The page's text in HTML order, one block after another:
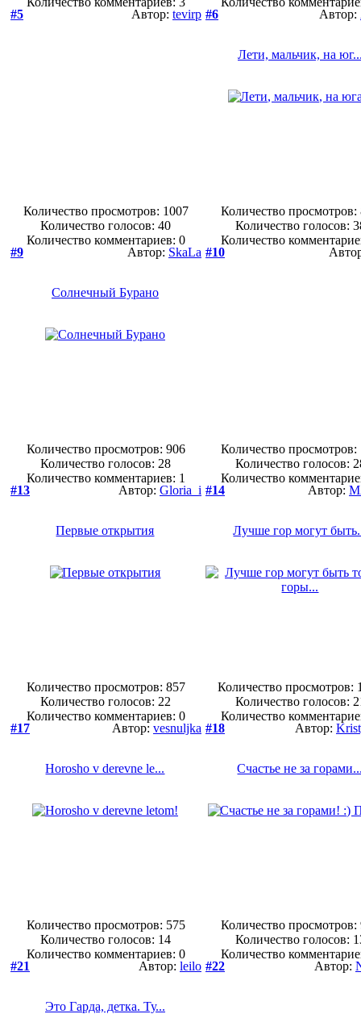
#5
Автор: tevirp
Количество просмотров: 1007
Количество голосов:40
Количество комментариев: 0
#6 Автор:
Лети, мальчик, на
Количество просмотров:
Количество голосов:
Количество
#9
Автор: SkaLa
Солнечный Бурано
Количество просмотров: 906
Количество голосов: 28
Количество комментариев: 1
#10
Количество просмотров:
Количество голосов:
Количество
#13
Автор: Gloria_i
Первые открытия
Количество просмотров: 857
Количество голосов: 22
Количество комментариев: 0
#14 Автор:
Лучше гор могут
Количество просмотров:
Количество голосов:
Количество
#17
Автор: vesnuljka
Horosho v derevne le...
Количество просмотров: 575
Количество голосов: 14
Количество комментариев: 0
#18 Автор:
Счастье не за
Количество просмотров:
Количество голосов:
Количество
#21
Автор: leilo
Это Гарда, детка. Ту...
#22 Автор: